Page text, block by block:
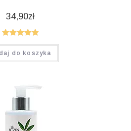
34,90zł
Oceniono
5.00na 5
do koszyka